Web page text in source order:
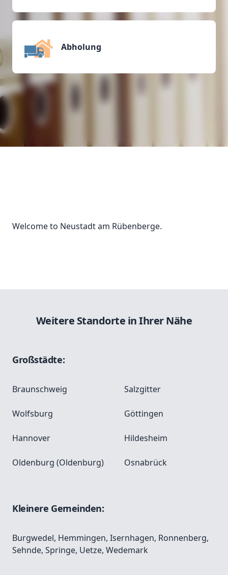
Abholung
Welcome to Neustadt am Rübenberge.
Weitere Standorte in Ihrer Nähe
Großstädte:
Braunschweig Salzgitter
Wolfsburg Göttingen
Hannover Hildesheim
Oldenburg (Oldenburg) Osnabrück
Kleinere Gemeinden:
Burgwedel, Hemmingen, Isernhagen, Ronnenberg,
Sehnde, Springe, Uetze, Wedemark